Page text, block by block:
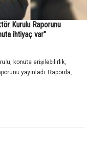
Kurulu Raporunu
ihtiyaç var"
konuta erişilebilirlik,
yayınladı. Raporda,...